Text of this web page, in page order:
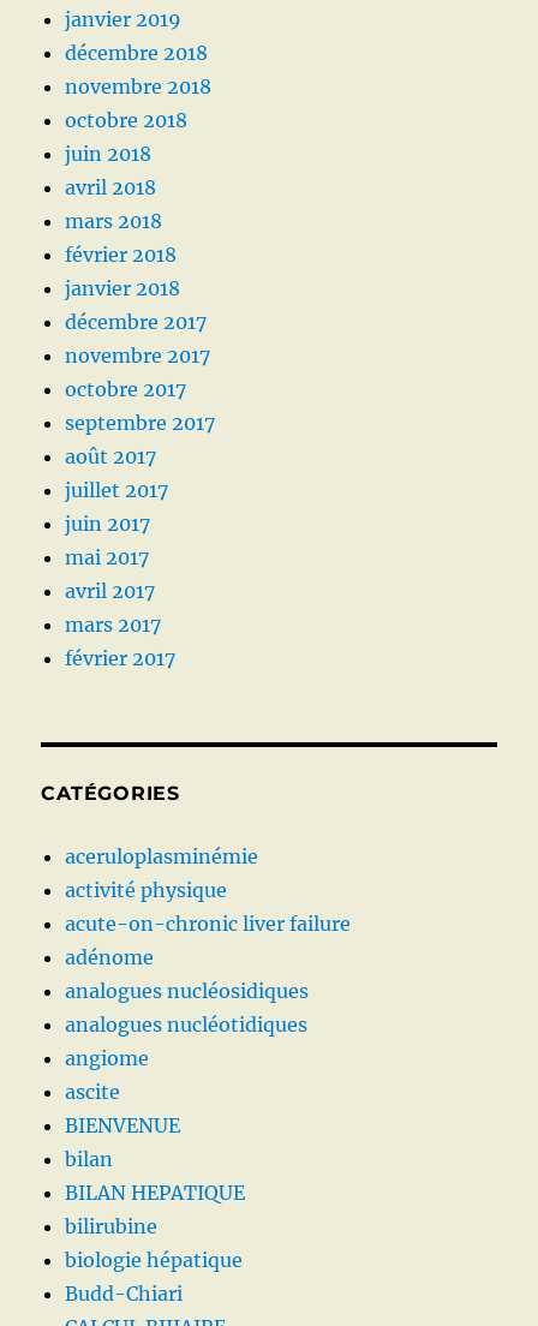
janvier 2019
décembre 2018
novembre 2018
octobre 2018
juin 2018
avril 2018
mars 2018
février 2018
janvier 2018
décembre 2017
novembre 2017
octobre 2017
septembre 2017
août 2017
juillet 2017
juin 2017
mai 2017
avril 2017
mars 2017
février 2017
CATÉGORIES
aceruloplasminémie
activité physique
acute-on-chronic liver failure
adénome
analogues nucléosidiques
analogues nucléotidiques
angiome
ascite
BIENVENUE
bilan
BILAN HEPATIQUE
bilirubine
biologie hépatique
Budd-Chiari